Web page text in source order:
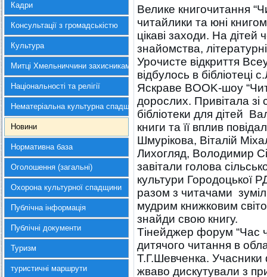
Кадри
Консультації з громадськістю
Культура
Митці Хмельниччини захисникам України
Національності та релігії
Нематеріальна культурна спадщина
Новини
Нормативна база
Оголошення (загальні)
Охорона культурної спадщини
Публічна інформація
Публічні документи
Туризм
туристичні маршрути
Велике книгочитання
читайлики та юні
цікаві заходи. На дітей
знайомства,
Урочисте відкриття
відбулось в бібліотеці
Яскраве BOOK-шоу
дорослих. Привітала зі
бібліотеки для дітей
книги та її вплив
Шмурікова, Віталій
Лихогляд, Володимир
завітали голова
культури Городоцької
разом з читачами
мудрим книжковим
знайди свою книгу.
Тінейджер форум “Час
дитячого читання в
Т.Г.Шевченка. Учасники
жваво дискутували з